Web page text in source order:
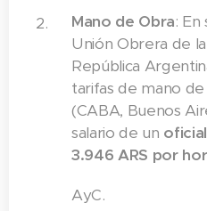
Mano de Obra:
Unión Obrera de
República
tarifas de mano de
(CABA, Buenos
salario de un
3.946 ARS por
AyC.